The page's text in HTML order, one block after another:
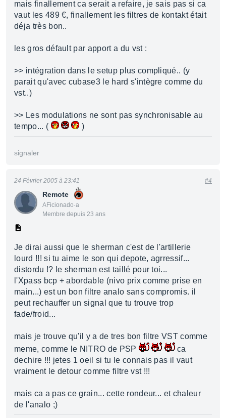
mais finallement ca serait a refaire, je sais pas si ca
vaut les 489 €, finallement les filtres de kontakt était
déja très bon..
les gros défault par apport a du vst :
>> intégration dans le setup plus compliqué.. (y
parait qu'avec cubase3 le hard s'intègre comme du
vst..)
>> Les modulations ne sont pas synchronisable au
tempo... (
)
signaler
Remote
AFicionado·a
Membre depuis 23 ans
24 Février 2005 à 23:41 #4
Je dirai aussi que le sherman c'est de l'artillerie
lourd !!! si tu aime le son qui depote, agrressif...
distordu !? le sherman est taillé pour toi...
l'Xpass bcp + abordable (nivo prix comme prise en
main...) est un bon filtre analo sans compromis. il
peut rechauffer un signal que tu trouve trop
fade/froid...
mais je trouve qu'il y a de tres bon filtre VST comme
meme, comme le NITRO de PSP
ca
dechire !!! jetes 1 oeil si tu le connais pas il vaut
vraiment le detour comme filtre vst !!!
mais ca a pas ce grain... cette rondeur... et chaleur
de l'analo ;)